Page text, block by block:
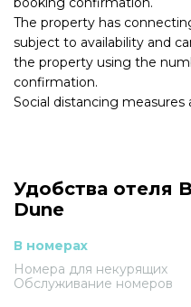
The property has
subject to availability and
the property using the
confirmation.
Social distancing measures
Удобства отеля
Dune
В номерах
Номера для некурящих
Обслуживание номеров